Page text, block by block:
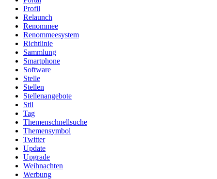
Profil
Relaunch
Renommee
Renommeesystem
Richtlinie
Sammlung
Smartphone
Software
Stelle
Stellen
Stellenangebote
Stil
Tag
Themenschnellsuche
Themensymbol
Twitter
Update
Upgrade
Weihnachten
Werbung